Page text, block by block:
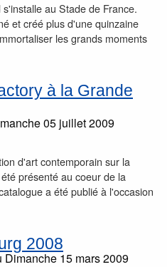
au Stade de France.
et créé plus d'une quinzaine
les grands moments
à la Grande
05 juillet 2009
d'art contemporain sur la
présenté au coeur de la
a été publié à l'occasion
2008
Dimanche 15 mars 2009